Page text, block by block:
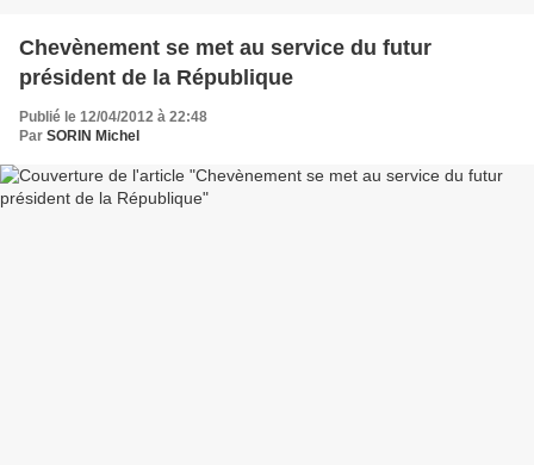
Chevènement se met au service du futur
président de la République
Publié le 12/04/2012 à 22:48
Par SORIN Michel